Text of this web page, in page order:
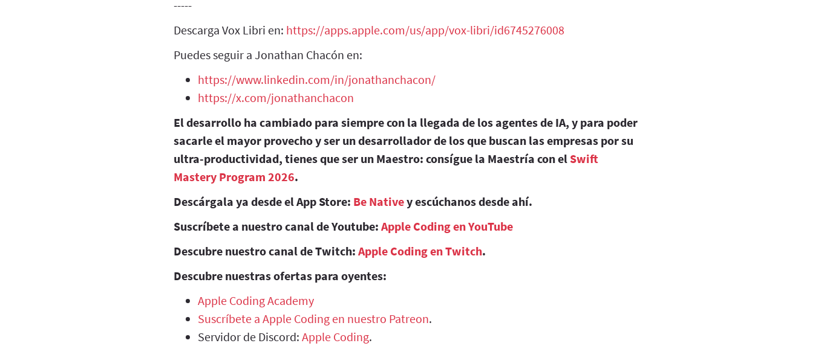
-----
Descarga Vox Libri en: https://apps.apple.com/us/app/vox-libri/id6745276008
Puedes seguir a Jonathan Chacón en:
https://www.linkedin.com/in/jonathanchacon/
https://x.com/jonathanchacon
El desarrollo ha cambiado para siempre con la llegada de los agentes de IA, y para poder
sacarle el mayor provecho y ser un desarrollador de los que buscan las empresas por su
ultra-productividad, tienes que ser un Maestro: consígue la Maestría con el Swift
Mastery Program 2026.
Descárgala ya desde el App Store: Be Nativey escúchanos desde ahí.
Suscríbete a nuestro canal de Youtube: Apple Coding en YouTube
Descubre nuestro canal de Twitch: Apple Coding en Twitch.
Descubre nuestras ofertas para oyentes:
Apple Coding Academy
Suscríbete a Apple Coding en nuestro Patreon.
Servidor de Discord: Apple Coding.